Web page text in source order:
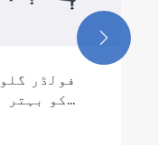
فولڈر
کو بہتر
